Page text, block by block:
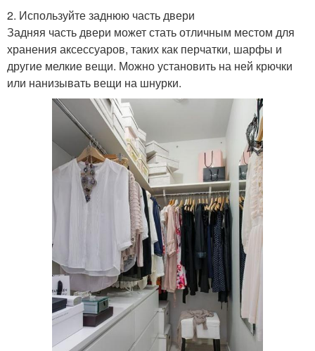
2. Используйте заднюю часть двери
Задняя часть двери может стать отличным местом для
хранения аксессуаров, таких как перчатки, шарфы и
другие мелкие вещи. Можно установить на ней крючки
или нанизывать вещи на шнурки.